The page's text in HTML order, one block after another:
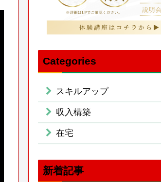
Categories
スキルアップ
収入構築
在宅
新着記事